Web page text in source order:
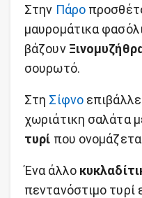
Στην Πάρο
μαυρομάτικα
βάζουν
σουρωτό.
Στη Σίφνο
χωριάτικη σαλάτα
τυρί που
Ένα άλλο
πεντανόστιμο τυρί